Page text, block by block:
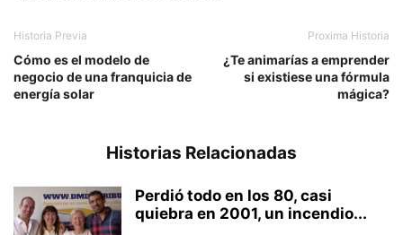
Historia Previa
Cómo es el modelo de
negocio de una franquicia de
energía solar
Proxima Historia
¿Te animarías a emprender
si existiese una fórmula
mágica?
Historias Relacionadas
Perdió todo en los 80, casi
quiebra en 2001, un incendio...